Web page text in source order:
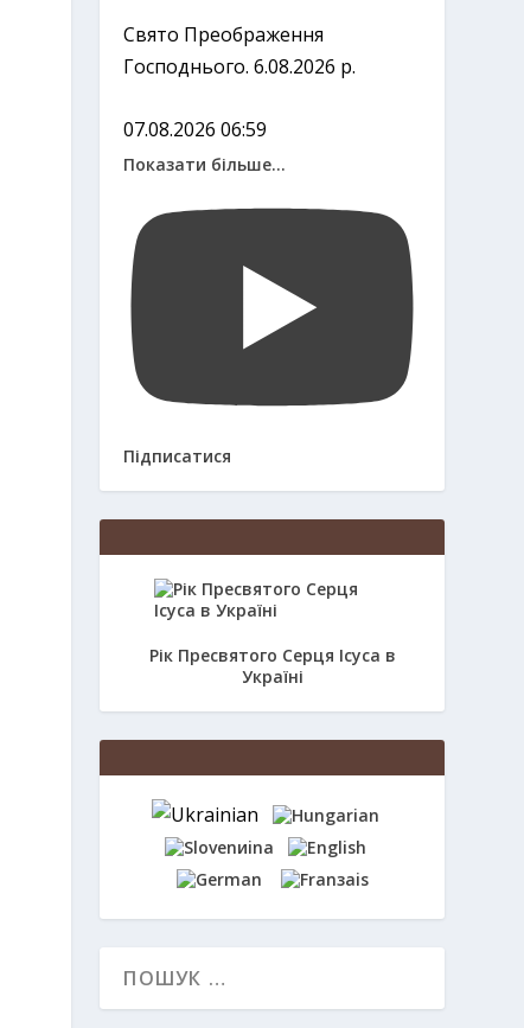
Свято Преображення
Господнього. 6.08.2026 р.
07.08.2026 06:59
Показати більше...
Підписатися
Рік Пресвятого Серця Ісуса в
Україні